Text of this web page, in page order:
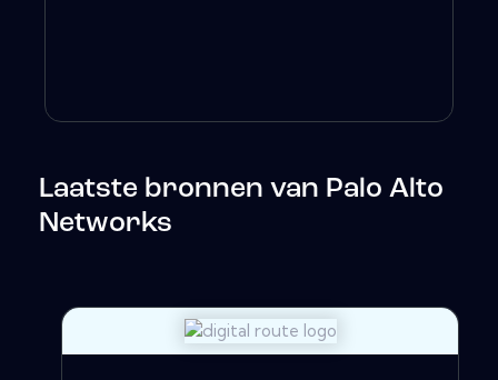
Laatste bronnen van Palo Alto
Networks